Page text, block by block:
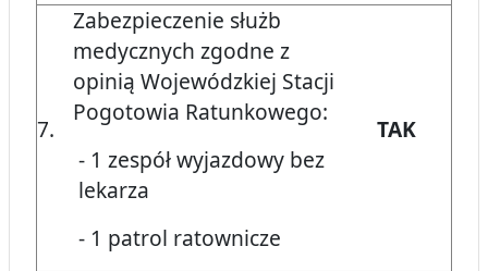
7.
Zabezpieczenie służb
medycznych zgodne z
opinią Wojewódzkiej Stacji
Pogotowia Ratunkowego:
- 1 zespół wyjazdowy bez
lekarza
- 1 patrol ratownicze
TAK